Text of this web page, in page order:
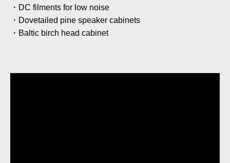
・DC filments for low noise
・Dovetailed pine speaker cabinets
・Baltic birch head cabinet